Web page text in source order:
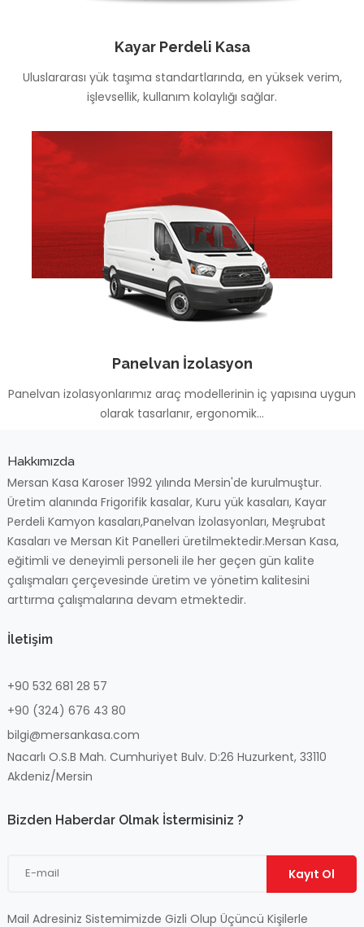
Kayar Perdeli Kasa
Uluslararası yük taşıma standartlarında, en yüksek verim,
işlevsellik, kullanım kolaylığı sağlar.
Panelvan İzolasyon
Panelvan izolasyonlarımız araç modellerinin iç yapısına uygun
olarak tasarlanır, ergonomik...
Hakkımızda
Mersan Kasa Karoser 1992 yılında Mersin'de kurulmuştur.
Üretim alanında Frigorifik kasalar, Kuru yük kasaları, Kayar
Perdeli Kamyon kasaları,Panelvan İzolasyonları, Meşrubat
Kasaları ve Mersan Kit Panelleri üretilmektedir.Mersan Kasa,
eğitimli ve deneyimli personeli ile her geçen gün kalite
çalışmaları çerçevesinde üretim ve yönetim kalitesini
arttırma çalışmalarına devam etmektedir.
İletişim
+90 532 681 28 57
+90 (324) 676 43 80
bilgi@mersankasa.com
Nacarlı O.S.B Mah.Cumhuriyet Bulv. D:26 Huzurkent, 33110
Akdeniz/Mersin
Bizden Haberdar Olmak İstermisiniz ?
Kayıt Ol
Mail Adresiniz Sistemimizde Gizli Olup Üçüncü Kişilerle